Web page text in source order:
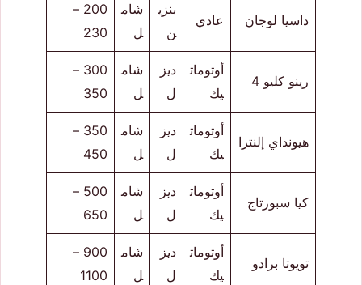
داسيا لوجان عادي
بنزي
ن
شام
ل
200 –
230
رينو كليو 4
أوتومات
يك
ديز
ل
شام
ل
300 –
350
هيونداي إلنترا
أوتومات
يك
ديز
ل
شام
ل
350 –
450
كيا سبورتاج
أوتومات
يك
ديز
ل
شام
ل
500 –
650
تويوتا برادو
أوتومات
يك
ديز
ل
شام
ل
900 –
1100